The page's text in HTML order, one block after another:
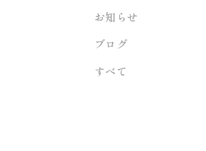
お知らせ
ブログ
すべて